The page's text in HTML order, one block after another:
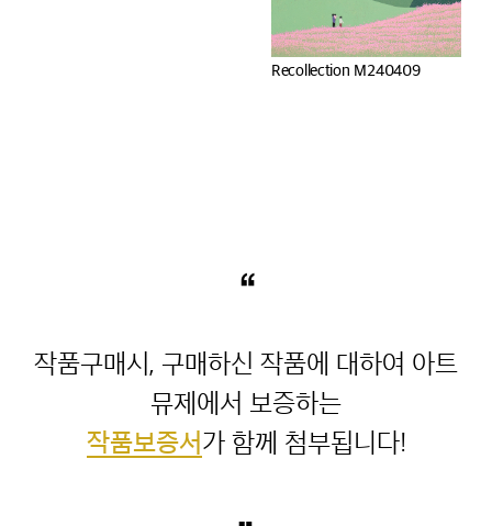
“
작품구매시, 구매하신 작품에 대하여 아트
작품보증서